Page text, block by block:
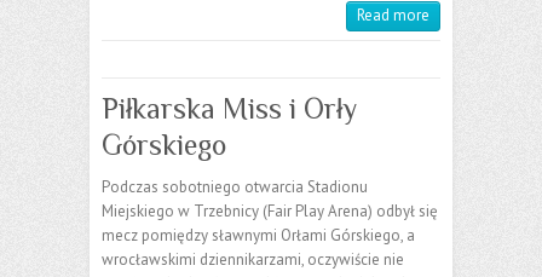
Read more
Piłkarska Miss i Orły
Górskiego
Podczas sobotniego otwarcia Stadionu
Miejskiego w Trzebnicy (Fair Play Arena) odbył się
mecz pomiędzy sławnymi Orłami Górskiego, a
wrocławskimi dziennikarzami, oczywiście nie